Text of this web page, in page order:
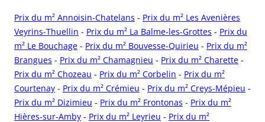
Prix du m² Annoisin-Chatelans - Prix du m² Les Avenières
Veyrins-Thuellin - Prix du m² La Balme-les-Grottes - Prix du
m² Le Bouchage - Prix du m² Bouvesse-Quirieu - Prix du m²
Brangues - Prix du m² Chamagnieu - Prix du m² Charette -
Prix du m² Chozeau - Prix du m² Corbelin - Prix du m²
Courtenay - Prix du m² Crémieu - Prix du m² Creys-Mépieu -
Prix du m² Dizimieu - Prix du m² Frontonas - Prix du m²
Hières-sur-Amby - Prix du m² Leyrieu - Prix du m²